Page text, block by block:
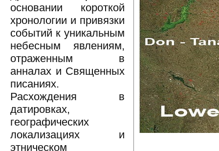
основании короткой
хронологии и привязки
событий к уникальным
небесным явлениям,
отраженным в
анналах и Священных
писаниях.
Расхождения в
датировках,
географических
локализациях и
этническом